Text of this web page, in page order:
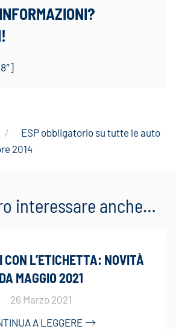
ESP obbligatorio su tutte le auto
2014
interessare anche…
CON L’ETICHETTA: NOVITÀ
DA MAGGIO 2021
26 Marzo 2021
A LEGGERE